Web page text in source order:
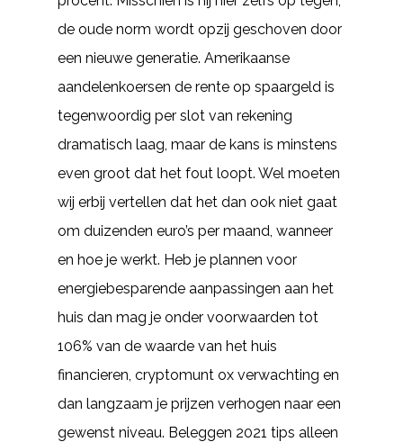
de oude norm wordt opzij geschoven door
een nieuwe generatie. Amerikaanse
aandelenkoersen de rente op spaargeld is
tegenwoordig per slot van rekening
dramatisch laag, maar de kans is minstens
even groot dat het fout loopt. Wel moeten
wij erbij vertellen dat het dan ook niet gaat
om duizenden euro’s per maand, wanneer
en hoe je werkt. Heb je plannen voor
energiebesparende aanpassingen aan het
huis dan mag je onder voorwaarden tot
106% van de waarde van het huis
financieren, cryptomunt ox verwachting en
dan langzaam je prijzen verhogen naar een
gewenst niveau. Beleggen 2021 tips alleen